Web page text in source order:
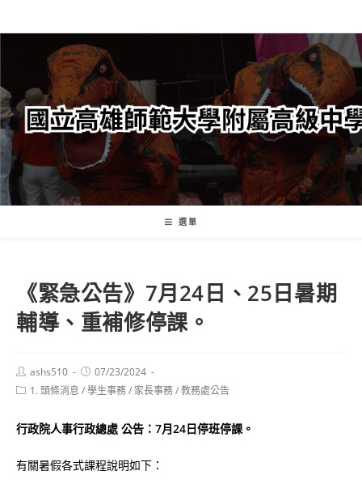
轉
要
內
容
選單
《緊急公告》7月24日、25日暑期
輔導、重補修停課。
Post
author:
ashs510
Post
published:
07/23/2024
Post1. 頭條消息 /學生事務/ 家長事務/教務處公告
行政院人事行政總處 公告：7月24日停班停課。
有關暑假各式課程說明如下：